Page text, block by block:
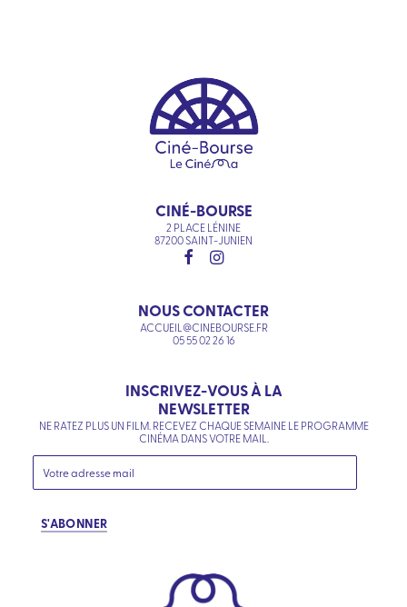
CINÉ-BOURSE
2 PLACE LÉNINE
87200 SAINT-JUNIEN
NOUS CONTACTER
ACCUEIL@CINEBOURSE.FR
05 55 02 26 16
INSCRIVEZ-VOUS À LA
NEWSLETTER
NE RATEZ PLUS UN FILM. RECEVEZ CHAQUE SEMAINE LE PROGRAMME
CINÉMA DANS VOTRE MAIL.
S'ABONNER